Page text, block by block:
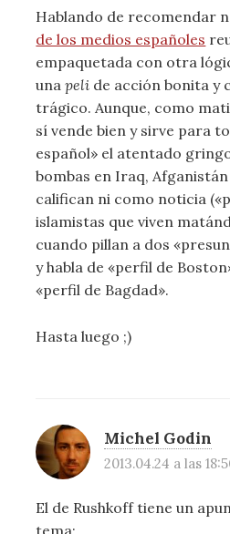
Hablando de recomendar
de los medios españoles
empaquetada con otra
unapeli de acción bonita y
trágico. Aunque, como
sí vende bien y sirve para
español» el atentado
bombas en Iraq,
califican ni como noticia
islamistas que viven
cuando pillan a dos
y habla de «perfil de
«perfil de Bagdad».
Hasta luego ;)
Michel Godin
2013.04.24 a las
El de Rushkoff tiene un